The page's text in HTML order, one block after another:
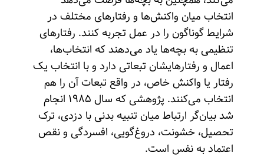
انتخاب میان واکنش‌ها و رفتارهای مختلف در
شرایط گوناگون را در عمل تجربه کنند. رفتارهای
تنظیمی به بچه‌ها یاد می‌دهند که انتخاب‌ها،
اعمال و رفتارهایشان تبعاتی دارد و با انتخاب یک
رفتار یا واکنش خاص، در واقع تبعات آن را هم
انتخاب می‌کنند. پژوهشی که سال ۱۹۸۵ انجام
شد بیان‌گر ارتباط میان تنبیه بدنی با دزدی، ترک
تحصیل، خشونت، دروغ‌گویی، افسردگی و نقص
اعتماد به نفس است.